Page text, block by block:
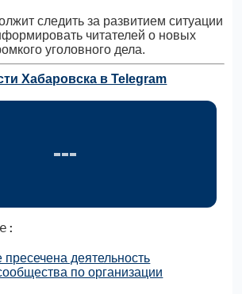
следить за развитием ситуации
читателей о новых
уголовного дела.
Хабаровска в Telegram
деятельность
по организации